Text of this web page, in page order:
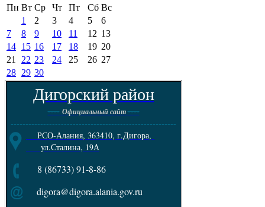
Пн Вт Ср Чт Пт Сб Вс
1
2 3 4 5
6
7
8 9 10 11 12 13
14 15 16 17 18 19 20
21
22 23 24 25 26 27
28 29 30
Дигорский район
---- Официальный сайт----
--------------------------------------------------------
РСО-Алания, 363410, г.Дигора,
ул.Сталина, 19А
8 (86733) 91-8-86
digora@digora.alania.gov.ru